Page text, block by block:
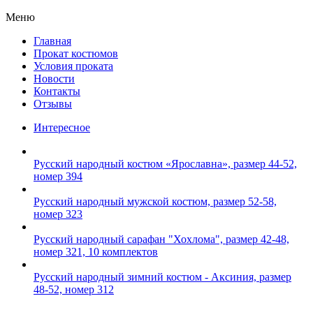
Меню
Главная
Прокат костюмов
Условия проката
Новости
Контакты
Отзывы
Интересное
Русский народный костюм «Ярославна», размер 44-52,
номер 394
Русский народный мужской костюм, размер 52-58,
номер 323
Русский народный сарафан "Хохлома", размер 42-48,
номер 321, 10 комплектов
Русский народный зимний костюм - Аксиния, размер
48-52, номер 312